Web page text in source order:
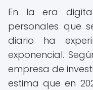
En la era
personales que
diario ha
exponencial.
empresa de
estima que en